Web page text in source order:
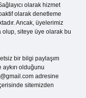
olarak hizmet
olarak denetleme
Ancak, üyelerimiz
olup, siteye üye olarak bu
bir bilgi paylaşım
olduğunu
adresine
sitemizden